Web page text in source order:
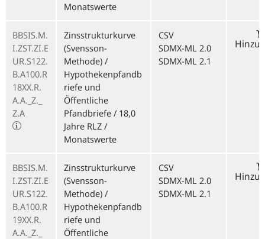
Monatswerte
BBSIS.M.
I.ZST.ZI.E
UR.S122.
B.A100.R
18XX.R.
A.A._Z._
Z.A
Zinsstrukturkurve
(Svensson-
Methode) /
Hypothekenpfandb
riefe und
Öffentliche
Pfandbriefe / 18,0
Jahre RLZ /
Monatswerte
CSV
SDMX-ML 2.0
SDMX-ML 2.1
BBSIS.M.
I.ZST.ZI.E
UR.S122.
B.A100.R
19XX.R.
A.A._Z._
Zinsstrukturkurve
(Svensson-
Methode) /
Hypothekenpfandb
riefe und
Öffentliche
CSV
SDMX-ML 2.0
SDMX-ML 2.1